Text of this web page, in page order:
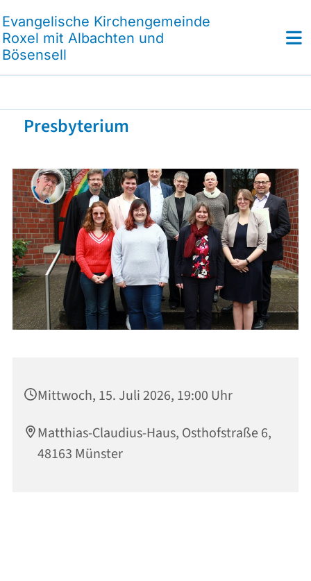
Evangelische Kirchengemeinde
Roxel mit Albachten und
Bösensell
Presbyterium
Mittwoch, 15. Juli 2026, 19:00 Uhr
Matthias-Claudius-Haus, Osthofstraße 6,
48163 Münster